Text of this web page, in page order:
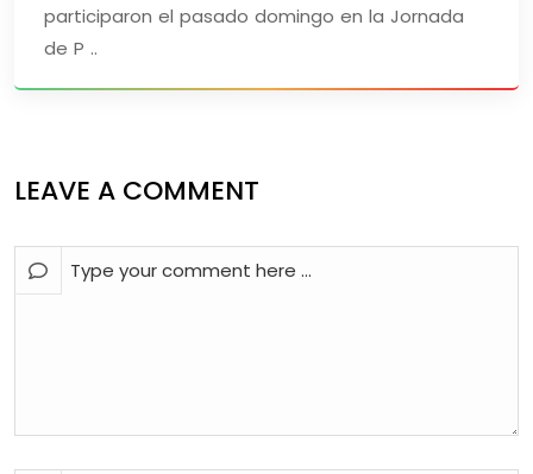
participaron el pasado domingo en la Jornada
de P ..
LEAVE A COMMENT